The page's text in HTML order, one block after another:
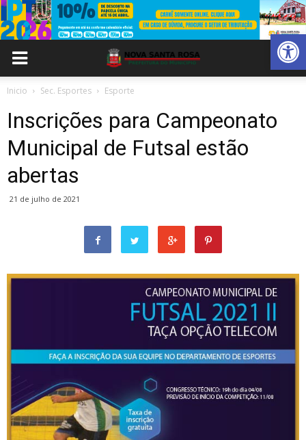
Abrir
Inicio Sec. Esportes Esporte
Inscrições para Campeonato
Municipal de Futsal estão
abertas
21 de julho de 2021